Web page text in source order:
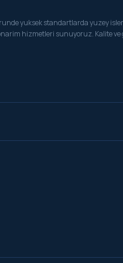
yuksek standartlarda yuzey
hizmetleri sunuyoruz. Kalite ve